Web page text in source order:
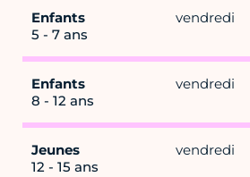
Enfants
5 - 7 ans
vendredi
Enfants
8 - 12 ans
vendredi
Jeunes
12 - 15 ans
vendredi